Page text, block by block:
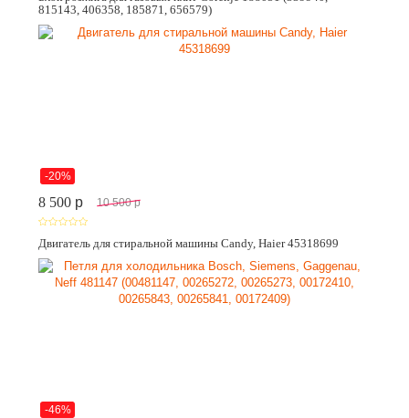
815143, 406358, 185871, 656579)
-20%
8 500 p 10 500 p
Двигатель для стиральной машины Candy, Haier 45318699
-46%